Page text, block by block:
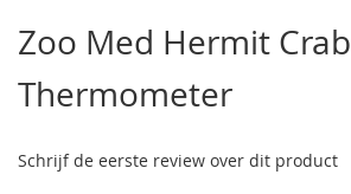
het
begin
van
de
gallerij
Zoo Med Hermit Crab
Thermometer
Schrijf de eerste review over dit product